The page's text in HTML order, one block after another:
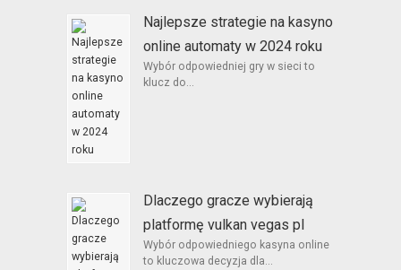
Najlepsze strategie na kasyno
online automaty w 2024 roku
Wybór odpowiedniej gry w sieci to
klucz do...
Dlaczego gracze wybierają
platformę vulkan vegas pl
Wybór odpowiedniego kasyna online
to kluczowa decyzja dla...